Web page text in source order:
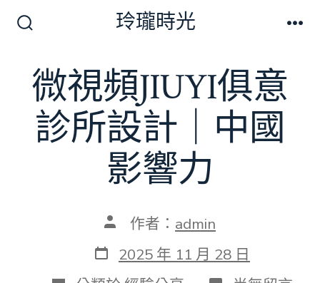
切
換
開
關
玲瓏時光
微視頻JIUYI俱意
診所設計｜中國
影響力
文
作
者
作者： admin
發
表
2025 年 11 月 28 日